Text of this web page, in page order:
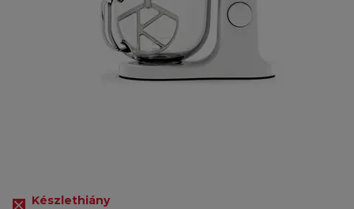
Készlethiány